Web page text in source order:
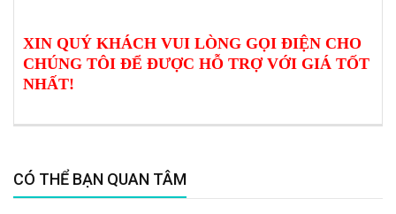
XIN QUÝ KHÁCH VUI LÒNG GỌI ĐIỆN CHO
CHÚNG TÔI ĐỂ ĐƯỢC HỖ TRỢ VỚI GIÁ TỐT
NHẤT!
CÓ THỂ BẠN QUAN TÂM